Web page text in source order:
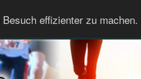
effizienter zu machen.